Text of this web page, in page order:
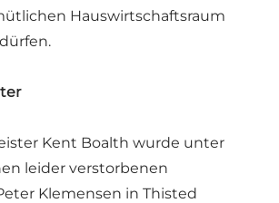
Hauswirtschaftsraum
Kent Boalth wurde unter
leider verstorbenen
Klemensen in Thisted